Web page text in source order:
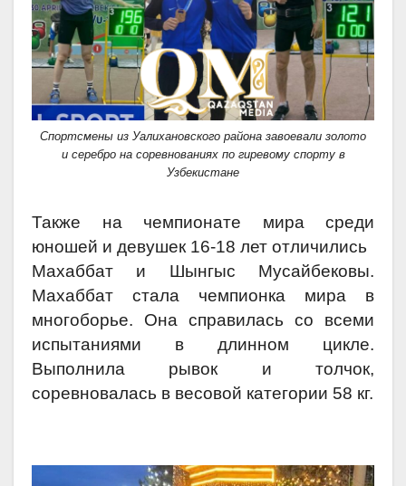
Спортсмены из Уалихановского района завоевали золото
и серебро на соревнованиях по гиревому спорту в
Узбекистане
Также на чемпионате мира среди
юношей и девушек 16-18 лет отличились
Махаббат и Шынгыс Мусайбековы.
Махаббат стала чемпионка мира в
многоборье. Она справилась со всеми
испытаниями в длинном цикле.
Выполнила рывок и толчок,
соревновалась в весовой категории 58 кг.